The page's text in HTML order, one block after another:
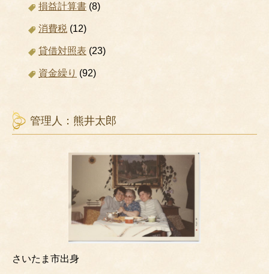
損益計算書 (8)
消費税 (12)
貸借対照表 (23)
資金繰り (92)
管理人：熊井太郎
さいたま市出身